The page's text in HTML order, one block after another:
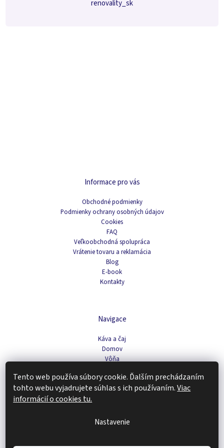
Tento web používa súbory cookie. Ďalším prechádzaním
tohto webu vyjadrujete súhlas s ich používaním.Viac
informácií o cookies tu.
Nastavenie
Informace pro vás
Obchodné podmienky
Podmienky ochrany osobných údajov
Cookies
FAQ
Veľkoobchodná spolupráca
Vrátenie tovaru a reklamácia
Blog
E-book
Kontakty
Navigace
Káva a čaj
Domov
Vôňa
Doplnky stravy a fitness
Tipy na darčeky
Zachráň produkt
renovality_sk